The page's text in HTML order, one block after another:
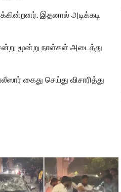
இதனால் அடிக்கடி
மூன்று நாள்கள் அடைத்து
கைது செய்து விசாரித்து